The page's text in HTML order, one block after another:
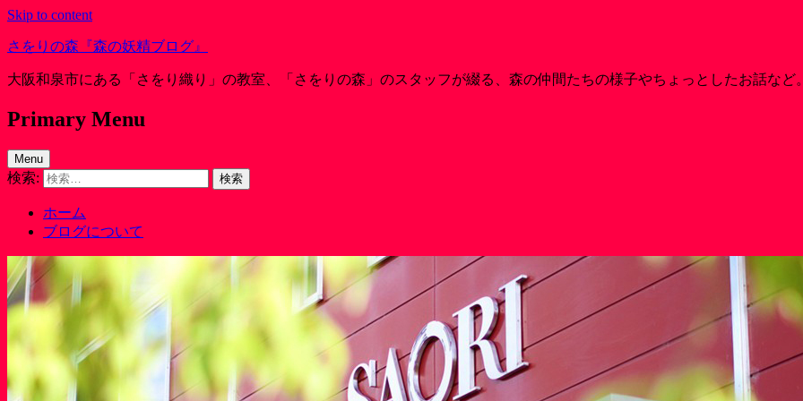
Skip to content
さをりの森『森の妖精ブログ』
大阪和泉市にある「さをり織り」の教室、「さをりの森」のスタッフが綴る、森の仲間たちの様子やちょっとしたお話など
Primary Menu
Menu
検索:
ホーム
ブログについて